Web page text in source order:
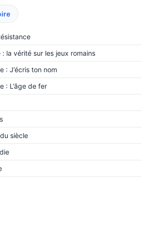
: la vérité sur les jeux romains
: J’écris ton nom
: L’âge de fer
siècle